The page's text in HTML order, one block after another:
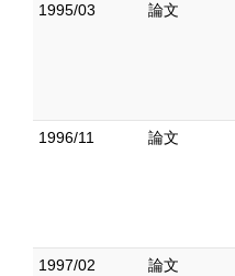
1995/03 論文
1996/11 論文
1997/02 論文